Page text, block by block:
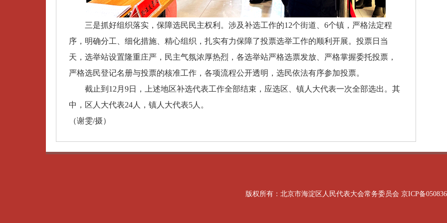
三是抓好组织落实，保障选民民主权利。涉及补选工作的12个街道、6个镇，严格法定程
序，明确分工、细化措施、精心组织，扎实有力保障了投票选举工作的顺利开展。投票日当
天，选举站设置隆重庄严，民主气氛浓厚热烈，各选举站严格选票发放、严格掌握委托投票，
严格选民登记名册与投票的核准工作，各项流程公开透明，选民依法有序参加投票。
截止到12月9日，上述地区补选代表工作全部结束，应选区、镇人大代表一次全部选出。其
中，区人大代表24人，镇人大代表5人。
（谢雯/摄）
版权所有：北京市海淀区人民代表大会常务委员会 京ICP备